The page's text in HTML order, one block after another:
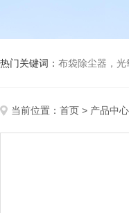
热门关键词： 布袋除尘器，光氧净
当前位置： 首页 > 产品中心